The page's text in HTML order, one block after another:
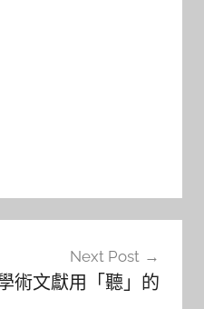
Next Post
術文獻用「聽」的